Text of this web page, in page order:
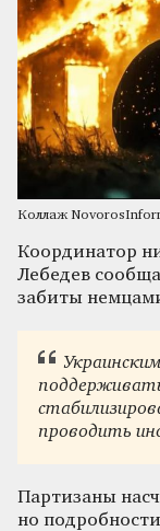
Коллаж
Координатор
Лебедев
забиты
проводить
Партизаны
но